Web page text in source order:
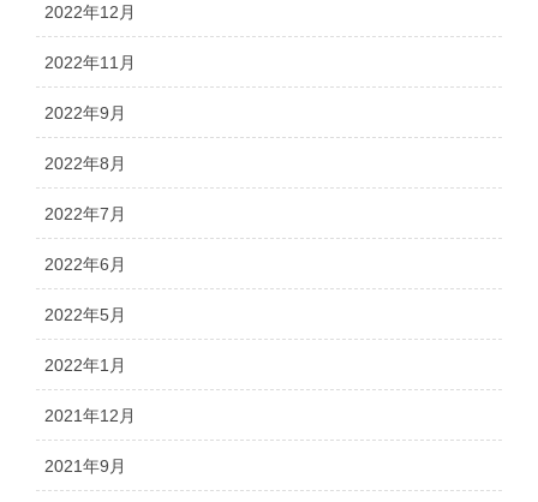
2022年12月
2022年11月
2022年9月
2022年8月
2022年7月
2022年6月
2022年5月
2022年1月
2021年12月
2021年9月